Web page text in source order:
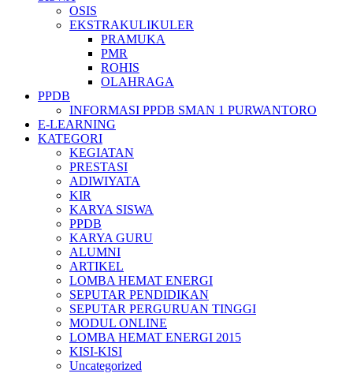
OSIS
EKSTRAKULIKULER
PRAMUKA
PMR
ROHIS
OLAHRAGA
PPDB
INFORMASI PPDB SMAN 1 PURWANTORO
E-LEARNING
KATEGORI
KEGIATAN
PRESTASI
ADIWIYATA
KIR
KARYA SISWA
PPDB
KARYA GURU
ALUMNI
ARTIKEL
LOMBA HEMAT ENERGI
SEPUTAR PENDIDIKAN
SEPUTAR PERGURUAN TINGGI
MODUL ONLINE
LOMBA HEMAT ENERGI 2015
KISI-KISI
Uncategorized